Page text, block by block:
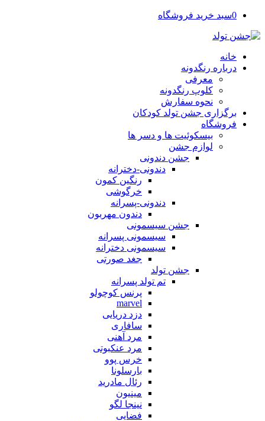
0سبد خرید فروشگاه
خانه
درباره رنگدونه
معرفی
کلوپ رنگدونه
نحوه سفارش
برگزاری جشن تولد کودکان
فروشگاه
بیسکوئیت ها و دسر ها
لوازم جشن
جشن دندونی
دندونی-دخترانه
رنگین کمون
خرگوشی
دندونی-پسرانه
دندون مهربون
جشن سیسمونی
سیسمونی پسرانه
سیسمونی دخترانه
جغد صورتی
جشن تولد
تم تولد پسرانه
پرنس کوچولو
marvel
دزد دریایی
سافاری
مرد آهنی
مرد عنکبوتی
خرس پوو
بارسلونا
رئال مادرید
مینیون
نینجا لگو
فضایی